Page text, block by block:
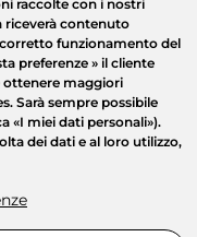
raccolte con i nostri
riceverà contenuto
corretto funzionamento del
preferenze » il cliente
ottenere maggiori
Sarà sempre possibile
«I miei dati personali»).
dei dati e al loro utilizzo,